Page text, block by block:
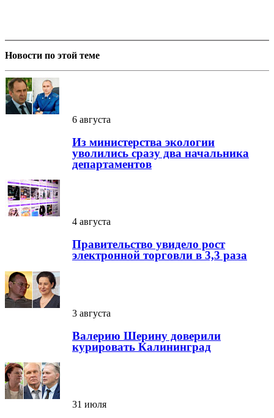
Новости по этой теме
6 августа
Из министерства экологии
уволились сразу два начальника
департаментов
4 августа
Правительство увидело рост
электронной торговли в 3,3 раза
3 августа
Валерию Шерину доверили
курировать Калининград
31 июля